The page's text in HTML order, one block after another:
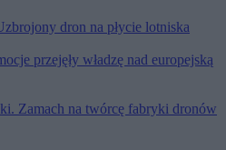
dron na płycie lotniska
przejęły władzę nad europejską
Zamach na twórcę fabryki dronów